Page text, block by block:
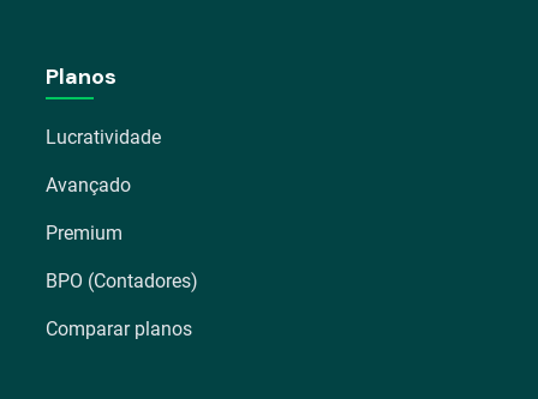
Planos
Lucratividade
Avançado
Premium
BPO (Contadores)
Comparar planos